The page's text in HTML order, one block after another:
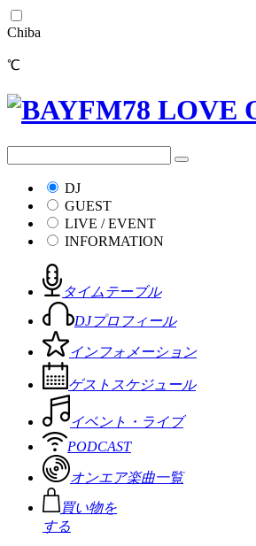
Chiba
℃
DJ
GUEST
LIVE / EVENT
INFORMATION
タイムテーブル
DJプロフィール
インフォメーション
ゲストスケジュール
イベント・ライブ
PODCAST
オンエア楽曲一覧
買い物を
する